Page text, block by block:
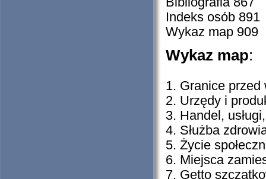
Indeks osób 891
Wykaz map 909
Wykaz map:
1. Granice
2. Urzędy i
3. Handel,
4. Służba
5. Życie
6. Miejsca
7. Getto